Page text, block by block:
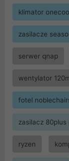
klimator
zasilacze
serwer qnap
wentylator
fotel
zasilacz 80plus
ryzen